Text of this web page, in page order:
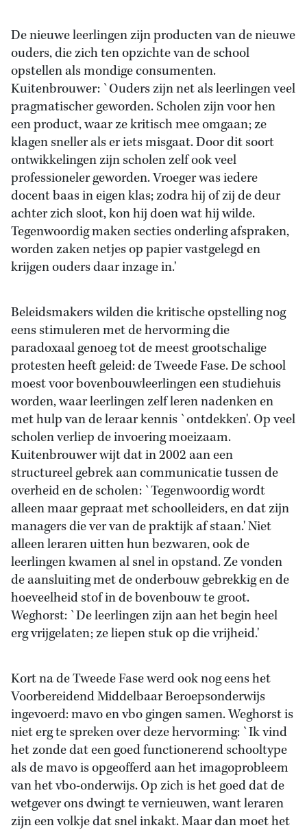
De nieuwe leerlingen zijn producten van de nieuwe
ouders, die zich ten opzichte van de school
opstellen als mondige consumenten.
Kuitenbrouwer: `Ouders zijn net als leerlingen veel
pragmatischer geworden. Scholen zijn voor hen
een product, waar ze kritisch mee omgaan; ze
klagen sneller als er iets misgaat. Door dit soort
ontwikkelingen zijn scholen zelf ook veel
professioneler geworden. Vroeger was iedere
docent baas in eigen klas; zodra hij of zij de deur
achter zich sloot, kon hij doen wat hij wilde.
Tegenwoordig maken secties onderling afspraken,
worden zaken netjes op papier vastgelegd en
krijgen ouders daar inzage in.'
Beleidsmakers wilden die kritische opstelling nog
eens stimuleren met de hervorming die
paradoxaal genoeg tot de meest grootschalige
protesten heeft geleid: de Tweede Fase. De school
moest voor bovenbouwleerlingen een studiehuis
worden, waar leerlingen zelf leren nadenken en
met hulp van de leraar kennis `ontdekken'. Op veel
scholen verliep de invoering moeizaam.
Kuitenbrouwer wijt dat in 2002 aan een
structureel gebrek aan communicatie tussen de
overheid en de scholen: `Tegenwoordig wordt
alleen maar gepraat met schoolleiders, en dat zijn
managers die ver van de praktijk af staan.' Niet
alleen leraren uitten hun bezwaren, ook de
leerlingen kwamen al snel in opstand. Ze vonden
de aansluiting met de onderbouw gebrekkig en de
hoeveelheid stof in de bovenbouw te groot.
Weghorst: `De leerlingen zijn aan het begin heel
erg vrijgelaten; ze liepen stuk op die vrijheid.'
Kort na de Tweede Fase werd ook nog eens het
Voorbereidend Middelbaar Beroepsonderwijs
ingevoerd: mavo en vbo gingen samen. Weghorst is
niet erg te spreken over deze hervorming: `Ik vind
het zonde dat een goed functionerend schooltype
als de mavo is opgeofferd aan het imagoprobleem
van het vbo-onderwijs. Op zich is het goed dat de
wetgever ons dwingt te vernieuwen, want leraren
zijn een volkje dat snel inkakt. Maar dan moet het